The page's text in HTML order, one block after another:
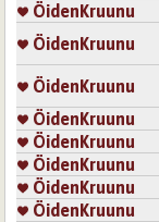
ÖidenKruunu
ÖidenKruunu
ÖidenKruunu
ÖidenKruunu
ÖidenKruunu
ÖidenKruunu
ÖidenKruunu
ÖidenKruunu